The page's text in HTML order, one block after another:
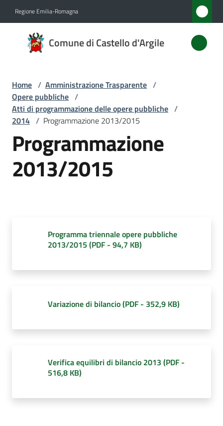
Regione Emilia-Romagna
Comune di Castello d'Argile
Comune
di
d'Argile
Amministrazione
Menu selezionato
Novità
Servizi
Trasparente
Tutti
Seguici
Home / Amministrazione Trasparente /
Opere pubbliche /
Atti di programmazione delle opere pubbliche /
2014 / Programmazione 2013/2015
Programmazione
2013/2015
Programma triennale opere pubbliche
2013/2015 (PDF - 94,7 KB)
Variazione di bilancio(PDF - 352,9 KB)
Verifica equilibri di bilancio 2013 (PDF -
516,8 KB)